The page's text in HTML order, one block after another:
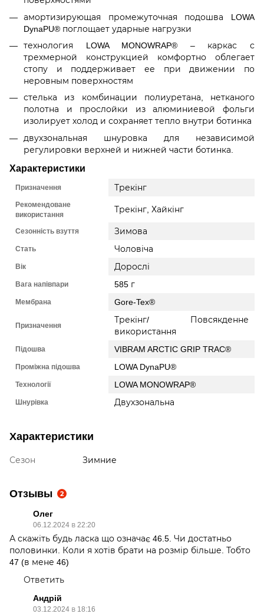
амортизирующая промежуточная подошва LOWA
DynaPU® поглощает ударные нагрузки
технология LOWA MONOWRAP® – каркас с
трехмерной конструкцией комфортно облегает
стопу и поддерживает ее при движении по
неровным поверхностям
стелька из комбинации полиуретана, нетканого
полотна и прослойки из алюминиевой фольги
изолирует холод и сохраняет тепло внутри ботинка
двухзональная шнуровка для независимой
регулировки верхней и нижней части ботинка.
Характеристики
Призначення Трекінг
Рекомендоване
використання
Трекінг, Хайкінг
Сезонність взуття Зимова
Стать Чоловіча
Вік Дорослі
Вага напівпари 585 г
Мембрана Gore-Tex®
Призначення
Трекінг/ Повсякденне
використання
Підошва VIBRAM ARCTIC GRIP TRAC®
Проміжна підошва LOWA DynaPU®
Технології LOWA MONOWRAP®
Шнурівка Двухзональна
Характеристики
Сезон Зимние
Отзывы 2
Олег
06.12.2024 в 22:20
А скажіть будь ласка що означає 46.5. Чи достатньо
половинки. Коли я хотів брати на розмір більше. Тобто
47 (в мене 46)
Ответить
Андрій
03.12.2024 в 18:16